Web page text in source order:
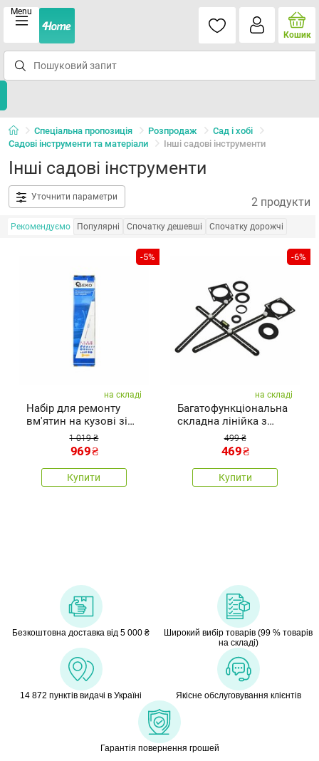
Menu
Кошик
Спеціальна пропозиція Розпродаж
Сад і хобі
Садові інструменти та матеріали
Інші садові інструменти
Інші садові інструменти
Уточнити параметри 2 продукти
Рекомендуємо Популярні Спочатку дешевші Спочатку дорожчі
-5%
на складі
Набір для ремонту
вм'ятин на кузові зі
зворотним молотком
1 019 ₴
969₴
Купити
-6%
на складі
Багатофункціональна
складна лінійка з
двох частин
499 ₴
469₴
Купити
Безкоштовна доставка від 5 000 ₴
Широкий вибір товарів (99 % товарів
на складі)
14 872 пунктів видачі в Україні Якісне обслуговування клієнтів
Гарантія повернення грошей